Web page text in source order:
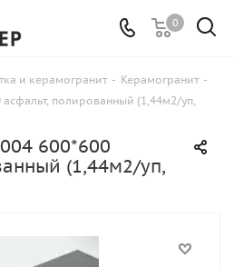
0
и керамогранит - Керамогранит -
полированный (1,44м2/уп,
600*600
(1,44м2/уп,